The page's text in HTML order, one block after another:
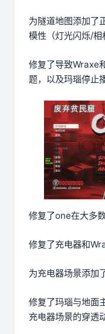
为隧道地图添加了
模性（灯光闪烁/相
修复了导致Wraxe
题，以及玛瑙停止
修复了one在大多
修复了充电器和
为充电器场景添加
修复了玛瑙与地面
充电器场景的穿透